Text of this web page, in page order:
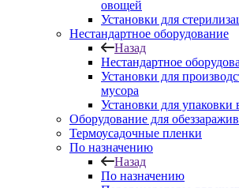
овощей
Установки для
Нестандартное оборудование
Назад
Нестандартное
Установки для
мусора
Установки для упаковки
Оборудование для
Термоусадочные пленки
По назначению
Назад
По назначению